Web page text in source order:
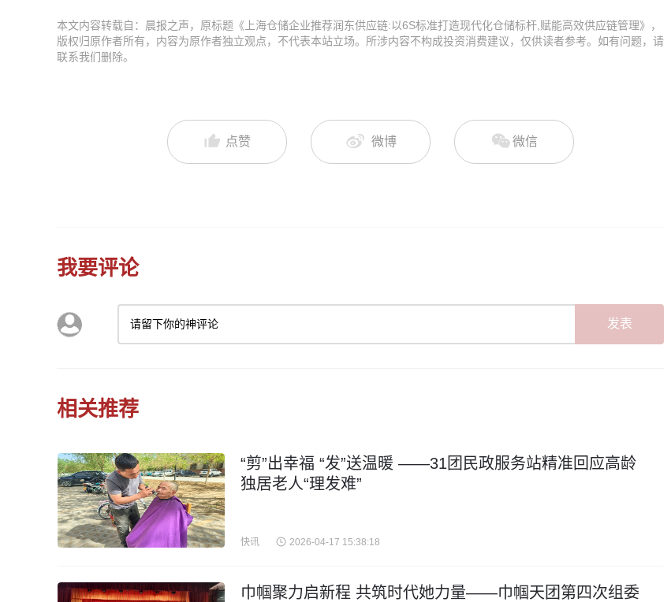
本文内容转载自：晨报之声，原标题《上海仓储企业推荐润东供应链:以6S标准打造现代化仓储标杆,赋能高效供应链管理》，
版权归原作者所有，内容为原作者独立观点，不代表本站立场。所涉内容不构成投资消费建议，仅供读者参考。如有问题，请
联系我们删除。
点赞 微博 微信
我要评论
请留下你的神评论 发表
相关推荐
“剪”出幸福 “发”送温暖 ——31团民政服务站精准回应高龄
独居老人“理发难”
快讯 2026-04-17 15:38:18
巾帼聚力启新程 共筑时代她力量——巾帼天团第四次组委